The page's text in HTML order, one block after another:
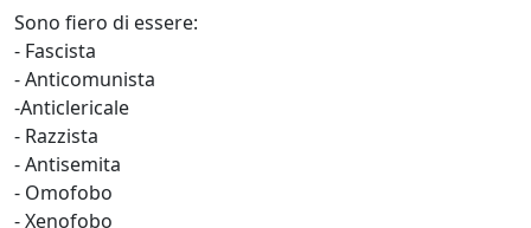
Sono fiero di essere:
- Fascista
- Anticomunista
-Anticlericale
- Razzista
- Antisemita
- Omofobo
- Xenofobo